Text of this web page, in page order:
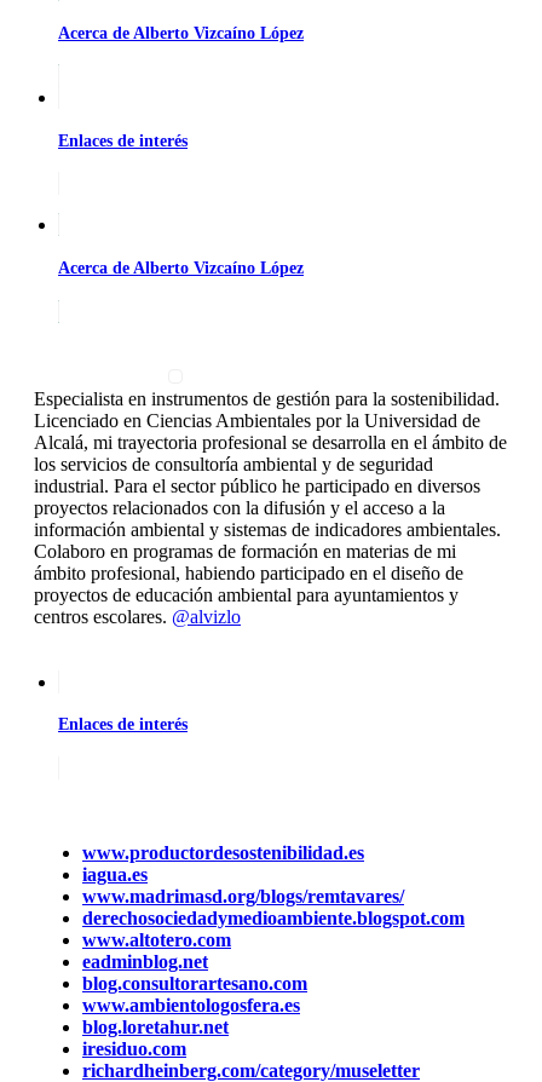
Acerca de Alberto Vizcaíno López
Enlaces de interés
Acerca de Alberto Vizcaíno López
Especialista en instrumentos de gestión para la sostenibilidad.
Licenciado en Ciencias Ambientales por la Universidad de
Alcalá, mi trayectoria profesional se desarrolla en el ámbito de
los servicios de consultoría ambiental y de seguridad
industrial. Para el sector público he participado en diversos
proyectos relacionados con la difusión y el acceso a la
información ambiental y sistemas de indicadores ambientales.
Colaboro en programas de formación en materias de mi
ámbito profesional, habiendo participado en el diseño de
proyectos de educación ambiental para ayuntamientos y
centros escolares. @alvizlo
Enlaces de interés
www.productordesostenibilidad.es
iagua.es
www.madrimasd.org/blogs/remtavares/
derechosociedadymedioambiente.blogspot.com
www.altotero.com
eadminblog.net
blog.consultorartesano.com
www.ambientologosfera.es
blog.loretahur.net
iresiduo.com
richardheinberg.com/category/museletter